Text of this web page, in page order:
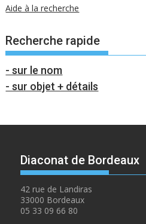
Aide à la recherche
Recherche rapide
- sur le nom
- sur objet + détails
Diaconat de Bordeaux
42 rue de Landiras
33000 Bordeaux
05 33 09 66 80